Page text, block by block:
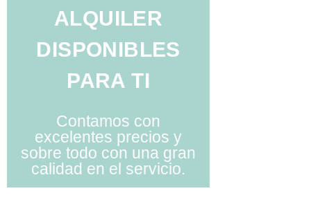
ALQUILER
DISPONIBLES
PARA TI
Contamos con
excelentes precios y
sobre todo con una gran
calidad en el servicio.